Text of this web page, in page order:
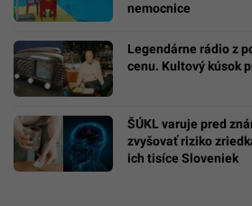
nemocnice
Legendárne rádio z
cenu. Kultový kúsok
ŠÚKL varuje pred
zvyšovať riziko
ich tisíce Sloveniek